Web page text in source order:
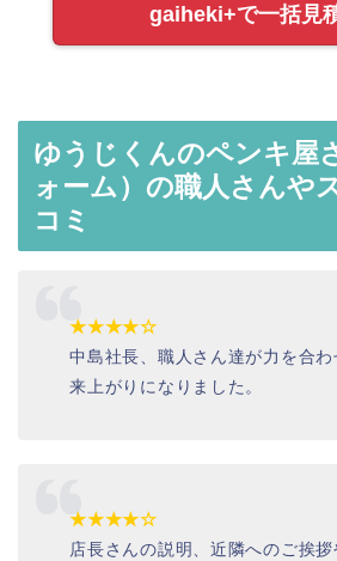
gaiheki+で一括見
ゆうじくんのペンキ屋
ォーム）の職人さんや
コミ
★★★★☆
中島社長、職人さん達が力を合わ
来上がりになりました。
★★★★☆
店長さんの説明、近隣へのご挨